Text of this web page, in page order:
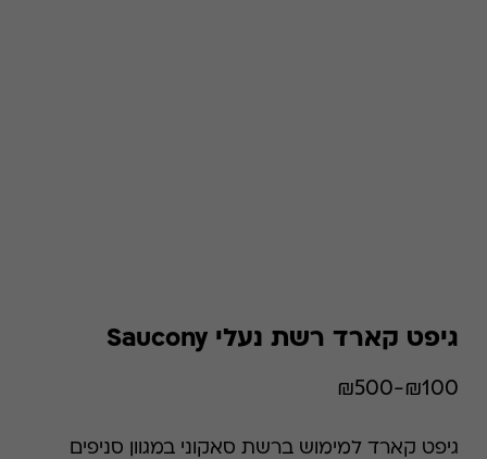
גיפט קארד רשת נעלי Saucony
₪100-₪500
גיפט קארד למימוש ברשת סאקוני במגוון סניפים